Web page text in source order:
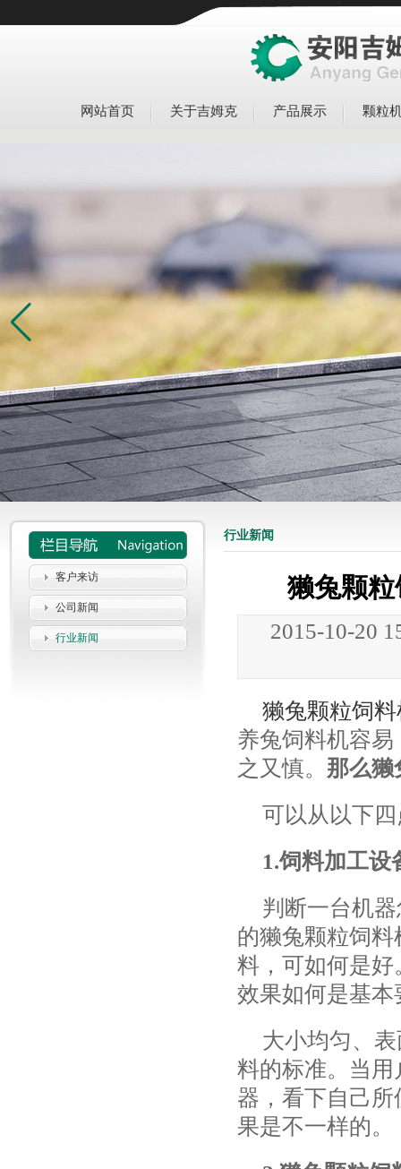
网站首页 关于吉姆克 产品展示 颗粒
客户来访
公司新闻
行业新闻
行业新闻
獭兔颗
2015-10-20
獭兔颗粒饲
养兔饲料机容
之又慎。 那么獭
可以从以下
1.饲料加工设
判断一台机
的獭兔颗粒饲
料，可如何是
效果如何是基本
大小均匀、
料的标准。当
器，看下自己
果是不一样的。